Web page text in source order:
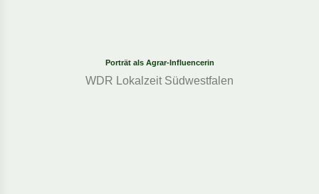
Porträt als Agrar-Influencerin
WDR Lokalzeit Südwestfalen